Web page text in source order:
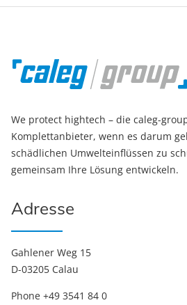
We protect hightech – die caleg-
Komplettanbieter, wenn es darum
schädlichen Umwelteinflüssen zu
gemeinsam Ihre Lösung entwickeln.
Adresse
Gahlener Weg 15
D-03205 Calau
Phone +49 3541 84 0